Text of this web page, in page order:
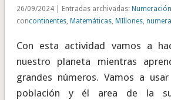
26/09/2024 | Entradas archivadas: Numeración
concontinentes, Matemáticas, MIllones,
Con esta actividad vamos a
nuestro planeta mientras
grandes números. Vamos a
población y él area de la